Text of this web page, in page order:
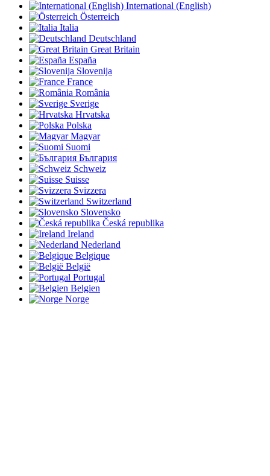
International (English)
Österreich
Italia
Deutschland
Great Britain
España
Slovenija
France
România
Sverige
Hrvatska
Polska
Magyar
Suomi
България
Schweiz
Suisse
Svizzera
Switzerland
Slovensko
Česká republika
Ireland
Nederland
Belgique
België
Portugal
Belgien
Norge